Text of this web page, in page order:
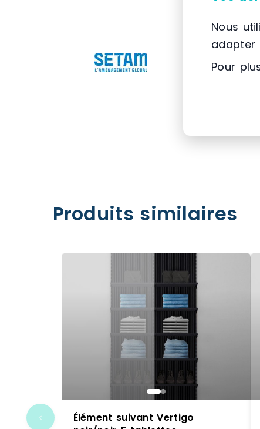
Produits similaires
Élément suivant Vertigo
Nous
adapter
Pour